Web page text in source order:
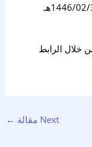
– التقديم مُتاح الآن بدأ اليوم الثلاثاء بتاريخ 1446/02/30هـ
خلال الرابط
Next مقالة ←